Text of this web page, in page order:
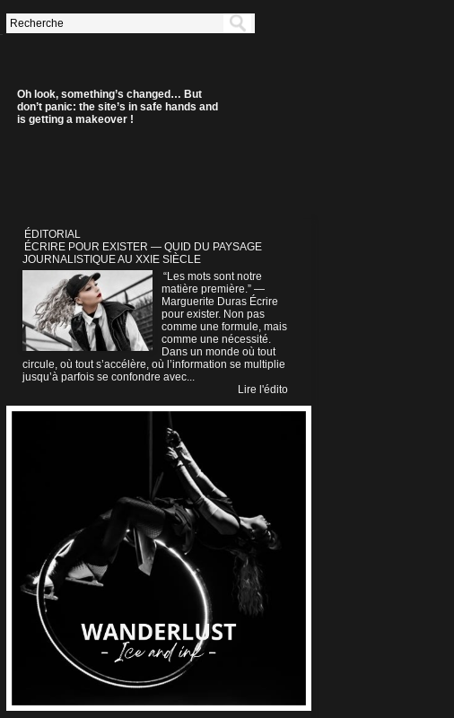
Oh look, something’s changed… But
don’t panic: the site’s in safe hands and
is getting a makeover !
ÉDITORIAL
ÉCRIRE POUR EXISTER — QUID DU PAYSAGE
JOURNALISTIQUE AU XXIE SIÈCLE
“Les mots sont notre
matière première.” —
Marguerite Duras Écrire
pour exister. Non pas
comme une formule, mais
comme une nécessité.
Dans un monde où tout
circule, où tout s’accélère, où l’information se multiplie
jusqu’à parfois se confondre avec...
Lire l'édito